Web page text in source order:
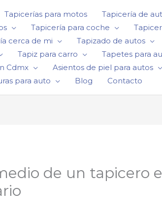
Tapicerías para motos Tapicería de
Tapicería para coche
cerca de mi Tapizado de autos
Tapiz para carro Tapetes para
Cdmx
Asientos de piel para autos
para auto Blog Contacto
de un tapicero